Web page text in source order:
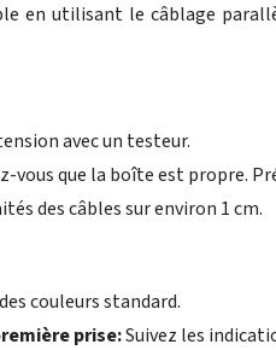
en utilisant le câblage
avec un testeur.
vous que la boîte est propre.
des câbles sur environ 1 cm.
couleurs standard.
prise:Suivez les